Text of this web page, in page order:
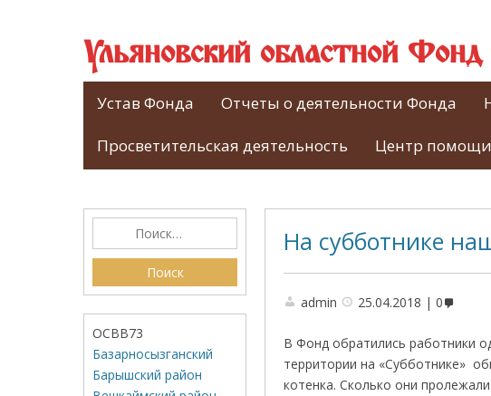
Ульяновский областной
Устав Фонда Отчеты о деятельности Фонда
Просветительская деятельность Центр
На субботнике
admin 25.04.2018 0
В Фонд обратились работники
территории на «Субботнике»
котенка. Сколько они
ОСВВ73
Базарносызганский
Барышский район